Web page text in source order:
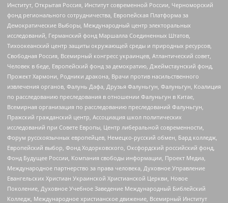
Институт, Открытая Россия, Институт современной России, Черноморский
фонд регионального сотрудничества, Европейская Платформа за
Демократические Выборы, Международный центр электоральных
исследований, Германский фонд Маршалла Соединенных Штатов,
Тихоокеанский центр защиты окружающей среды и природных ресурсов,
Свободная Россия, Всемирный конгресс украинцев, Атлантический совет,
Человек в беде, Европейский фонд за демократию, Джеймстаунский фонд,
Прожект Хармони, Родники дракона, Врачи против насильственного
извлечения органов, Фалунь Дафа, Друзья Фалуньгун, Фалуньгун, Коалиция
по расследованию преследования в отношении Фалуньгун в Китае,
Всемирная организация по расследованию преследований Фалуньгун,
Пражский гражданский центр, Ассоциация школ политических
исследований при Совете Европы, Центр либеральной современности,
Форум русскоязычных европейцев, Немецко-русский обмен, Бард колледж,
Европейский выбор, Фонд Ходорковского, Оксфордский российский фонд,
Фонд Будущее России, Компания свободы информации, Проект Медиа,
Международное партнерство за права человека, Духовное Управление
Евангельских Христиан Украинской Христианской Церкви, Новое
Поколение, Духовное Учебное Заведение Международный Библейский
Колледж, Международное христианское движение, Всемирный Институт